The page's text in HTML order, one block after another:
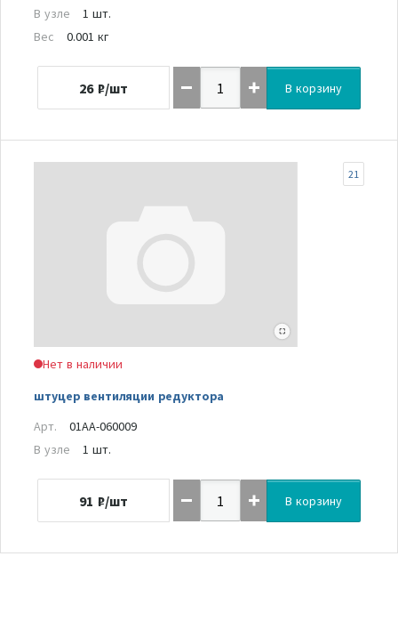
В узле
1 шт.
Вес
0.001 кг
26 ₽/шт В корзину
Нет в наличии
штуцер вентиляции редуктора
21
Арт.
01AA-060009
В узле
1 шт.
91 ₽/шт В корзину